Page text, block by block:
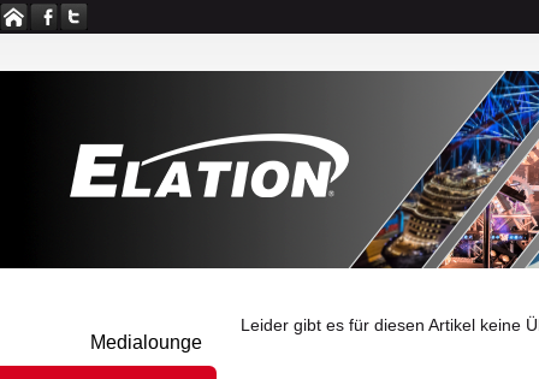
Medialounge
Leider gibt es für diesen Artikel keine